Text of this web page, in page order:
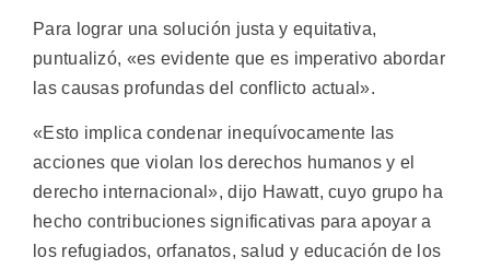
Para lograr una solución justa y equitativa,
puntualizó, «es evidente que es imperativo abordar
las causas profundas del conflicto actual».
«Esto implica condenar inequívocamente las
acciones que violan los derechos humanos y el
derecho internacional», dijo Hawatt, cuyo grupo ha
hecho contribuciones significativas para apoyar a
los refugiados, orfanatos, salud y educación de los